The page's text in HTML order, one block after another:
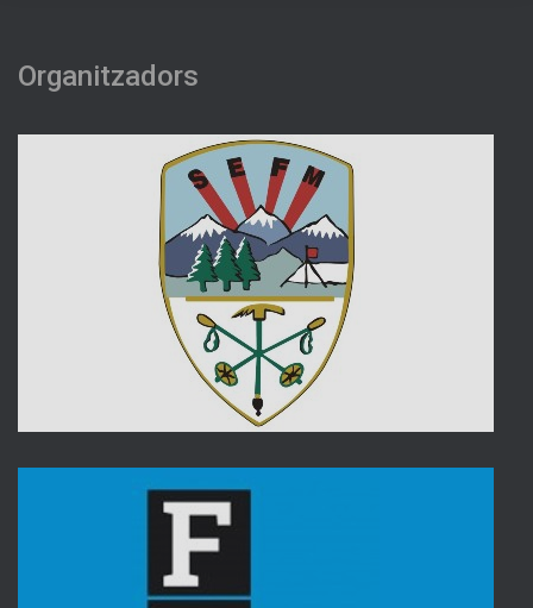
Organitzadors